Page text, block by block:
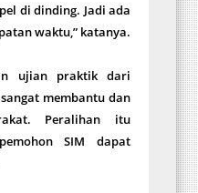
di dinding. Jadi ada
waktu,” katanya.
ujian praktik dari
membantu dan
Peralihan itu
SIM dapat